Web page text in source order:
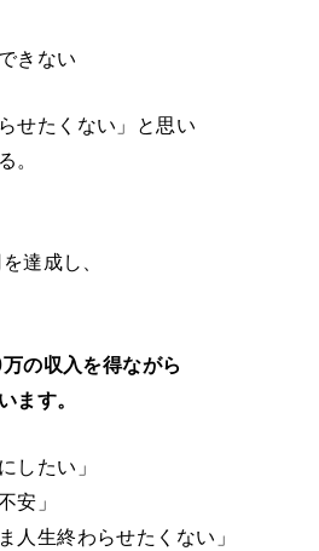
きない
せたくない」と思い
。
達成し、
の収入を得ながら
ます。
したい」
安」
人生終わらせたくない」